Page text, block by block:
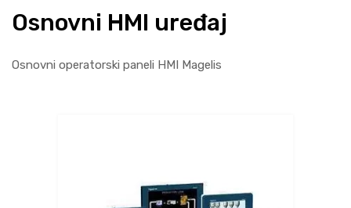
Osnovni HMI uređaj
Osnovni operatorski paneli HMI Magelis